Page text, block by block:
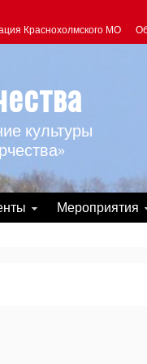
Краснохолмского МО
культуры
Мероприятия